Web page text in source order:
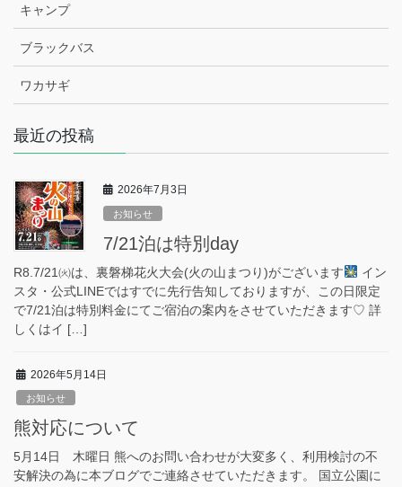
キャンプ
ブラックバス
ワカサギ
最近の投稿
2026年7月3日
お知らせ
7/21泊は特別day
R8.7/21㈫は、裏磐梯花火大会(火の山まつり)がございます
イン
スタ・公式LINEではすでに先行告知しておりますが、この日限定
で7/21泊は特別料金にてご宿泊の案内をさせていただきます♡ 詳
しくはイ […]
2026年5月14日
お知らせ
熊対応について
5月14日 木曜日 熊へのお問い合わせが大変多く、利用検討の不
安解決の為に本ブログでご連絡させていただきます。 国立公園に